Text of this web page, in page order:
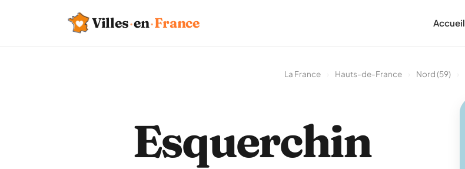
Villes·en·France Accueil
La France Hauts-de-France Nord (59)
Esquerchin